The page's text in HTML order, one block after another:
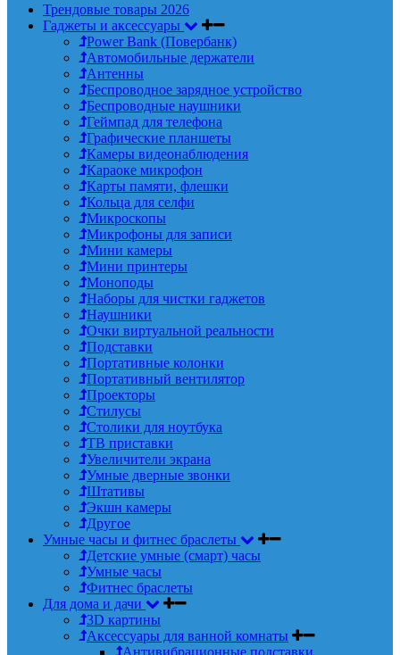
Трендовые товары 2026
Гаджеты и аксессуары
Power Bank (Повербанк)
Автомобильные держатели
Антенны
Беспроводное зарядное устройство
Беспроводные наушники
Геймпад для телефона
Графические планшеты
Камеры видеонаблюдения
Караоке микрофон
Карты памяти, флешки
Кольца для селфи
Микроскопы
Микрофоны для записи
Мини камеры
Мини принтеры
Моноподы
Наборы для чистки гаджетов
Наушники
Очки виртуальной реальности
Подставки
Портативные колонки
Портативный вентилятор
Проекторы
Стилусы
Столики для ноутбука
ТВ приставки
Увеличители экрана
Умные дверные звонки
Штативы
Экшн камеры
Другое
Умные часы и фитнес браслеты
Детские умные (смарт) часы
Умные часы
Фитнес браслеты
Для дома и дачи
3D картины
Аксессуары для ванной комнаты
Антивибрационные подставки